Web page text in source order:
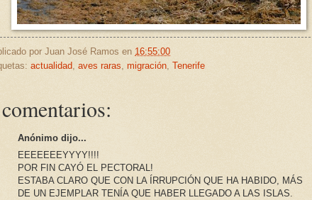
porJuan José Ramos en 16:55:00
actualidad, aves raras, migración, Tenerife
Anónimo dijo...
EEEEEEEYYYY!!!!
POR FIN CAYÓ EL PECTORAL!
ESTABA CLARO QUE CON LA ÍRRUPCIÓN QUE HA HABIDO, MÁS
DE UN EJEMPLAR TENÍA QUE HABER LLEGADO A LAS ISLAS.